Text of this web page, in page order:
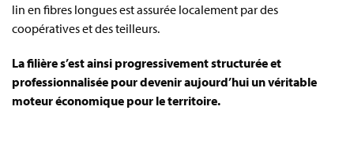
lin en fibres longues est assurée localement par des
coopératives et des teilleurs.
La filière s’est ainsi progressivement structurée et
professionnalisée pour devenir aujourd’hui un véritable
moteur économique pour le territoire.